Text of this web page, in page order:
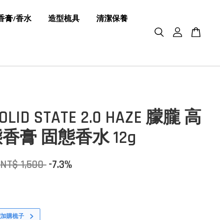
膏/香水 造型梳具 清潔保養
STATE 2.0 HAZE 朦朧 高
膏 固態香水 12g
NT$ 1,500-7.3%
購梳子